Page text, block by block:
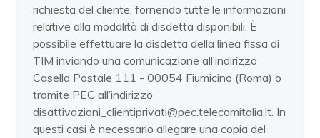
richiesta del cliente, fornendo tutte le informazioni
relative alla modalità di disdetta disponibili. È
possibile effettuare la disdetta della linea fissa di
TIM inviando una comunicazione all’indirizzo
Casella Postale 111 - 00054 Fiumicino (Roma) o
tramite PEC all’indirizzo
disattivazioni_clientiprivati@pec.telecomitalia.it. In
questi casi è necessario allegare una copia del